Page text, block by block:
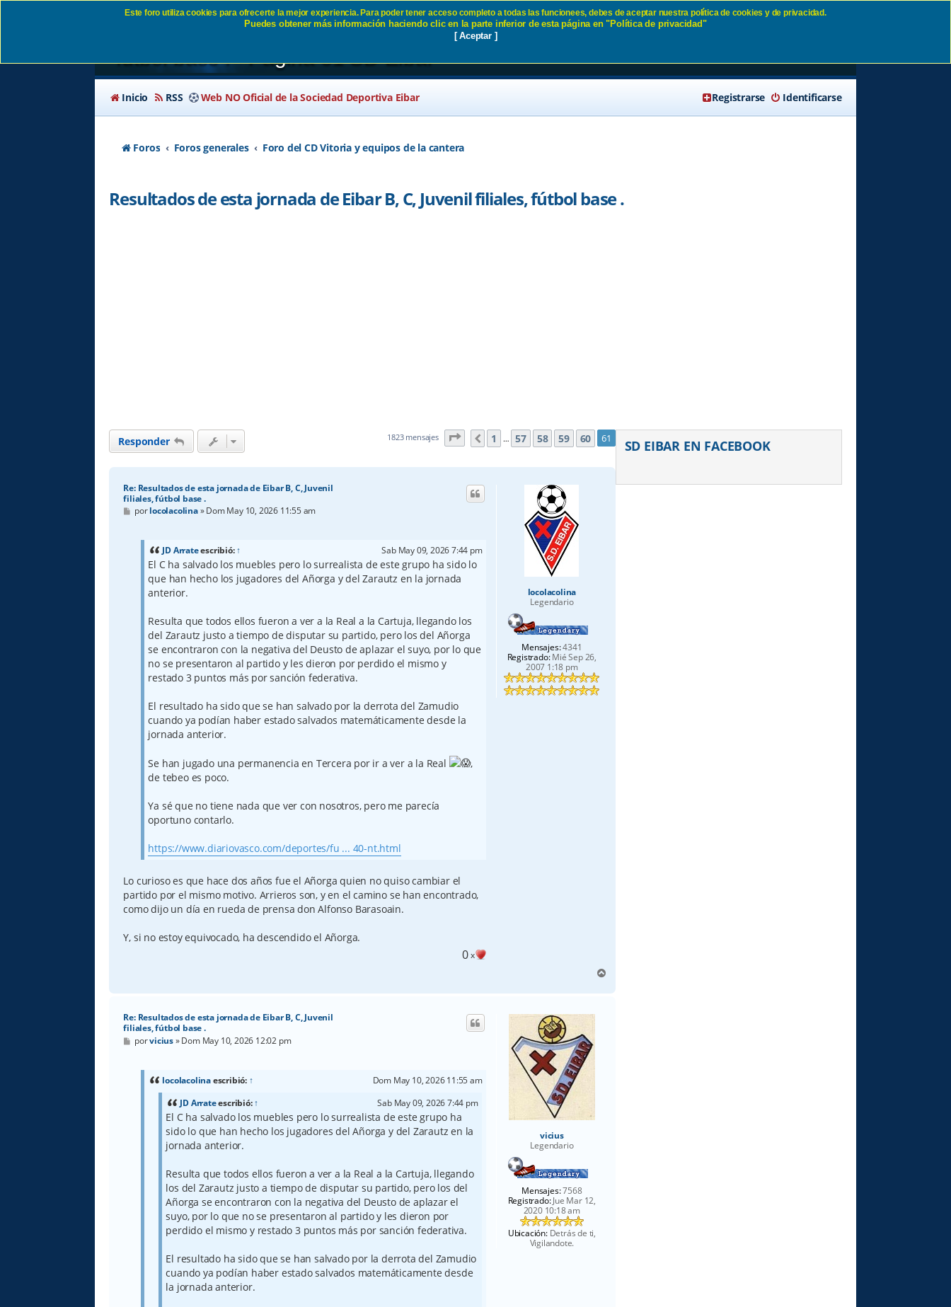
Resultados de esta jornada de Eibar B, C, Juvenil filiales,
Inicio RSS Web NO Oficial de la Sociedad Deportiva Eibar Identificarse
Registrarse
Foros Foros generales Foro del CD Vitoria y equipos de la cantera
Resultados de esta jornada de Eibar B, C, Juvenil filiales, fútbol base .
Responder 1823 mensajes Página 61de61
Anterior
1 … 57 58 59 60 61
locolacolina
Legendario
Mensajes:4341
Registrado:Mié Sep 26,
2007 1:18 pm
Re: Resultados de esta jornada de Eibar B, C, Juvenil
filiales, fútbol base .
M
e
porlocolacolina»Dom May 10, 2026 11:55 am
JD Arrateescribió:↑ Sab May 09, 2026 7:44 pm
El C ha salvado los muebles pero lo surrealista de este grupo ha sido lo
que han hecho los jugadores del Añorga y del Zarautz en la jornada
anterior.
Resulta que todos ellos fueron a ver a la Real a la Cartuja, llegando los
del Zarautz justo a tiempo de disputar su partido, pero los del Añorga
se encontraron con la negativa del Deusto de aplazar el suyo, por lo que
no se presentaron al partido y les dieron por perdido el mismo y
restado 3 puntos más por sanción federativa.
El resultado ha sido que se han salvado por la derrota del Zamudio
cuando ya podían haber estado salvados matemáticamente desde la
jornada anterior.
Se han jugado una permanencia en Tercera por ir a ver a la Real
,
de tebeo es poco.
Ya sé que no tiene nada que ver con nosotros, pero me parecía
oportuno contarlo.
https://www.diariovasco.com/deportes/fu ... 40-nt.html
Lo curioso es que hace dos años fue el Añorga quien no quiso cambiar el
partido por el mismo motivo. Arrieros son, y en el camino se han encontrado,
como dijo un día en rueda de prensa don Alfonso Barasoain.
Y, si no estoy equivocado, ha descendido el Añorga.
0x
r
vicius
Legendario
Mensajes:7568
Registrado:Jue Mar 12,
2020 10:18 am
Ubicación:Detrás de ti,
Vigilandote.
Re: Resultados de esta jornada de Eibar B, C, Juvenil
filiales, fútbol base .
M
e
porvicius»Dom May 10, 2026 12:02 pm
locolacolinaescribió: ↑
Dom May 10, 2026 11:55 am
JD Arrateescribió:↑ Sab May 09, 2026 7:44 pm
El C ha salvado los muebles pero lo surrealista de este grupo ha
sido lo que han hecho los jugadores del Añorga y del Zarautz en la
jornada anterior.
Resulta que todos ellos fueron a ver a la Real a la Cartuja, llegando
los del Zarautz justo a tiempo de disputar su partido, pero los del
Añorga se encontraron con la negativa del Deusto de aplazar el
suyo, por lo que no se presentaron al partido y les dieron por
perdido el mismo y restado 3 puntos más por sanción federativa.
El resultado ha sido que se han salvado por la derrota del Zamudio
cuando ya podían haber estado salvados matemáticamente desde
la jornada anterior.
SD EIBAR EN FACEBOOK
Este foro utiliza cookies para ofrecerte la mejor experiencia. Para poder tener acceso completo a todas las funcionees, debes de aceptar nuestra política de cookies y de privacidad.
Puedes obtener más información haciendo clic en la parte inferior de esta página en "Política de privacidad"
[ Aceptar ]